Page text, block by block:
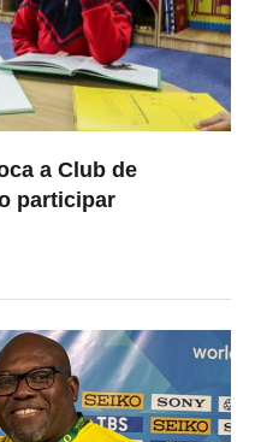
a Club de
participar